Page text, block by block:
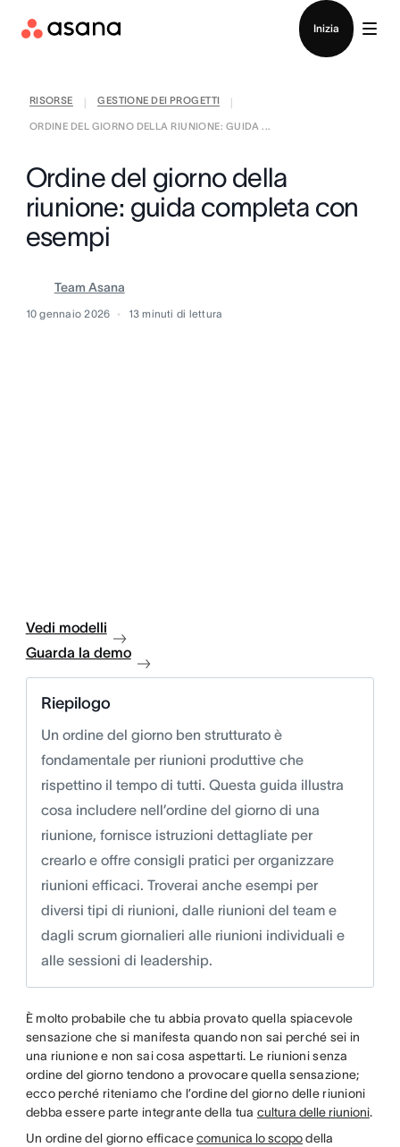
Inizia
RISORSE GESTIONE DEI PROGETTI
ORDINE DEL GIORNO DELLA RIUNIONE: GUIDA ...
Ordine del giorno della
riunione: guida completa con
esempi
Team Asana
10 gennaio 2026 13 minuti di lettura
Vedi modelli
Guarda la demo
Riepilogo
Un ordine del giorno ben strutturato è
fondamentale per riunioni produttive che
rispettino il tempo di tutti. Questa guida illustra
cosa includere nell’ordine del giorno di una
riunione, fornisce istruzioni dettagliate per
crearlo e offre consigli pratici per organizzare
riunioni efficaci. Troverai anche esempi per
diversi tipi di riunioni, dalle riunioni del team e
dagli scrum giornalieri alle riunioni individuali e
alle sessioni di leadership.
È molto probabile che tu abbia provato quella spiacevole
sensazione che si manifesta quando non sai perché sei in
una riunione e non sai cosa aspettarti. Le riunioni senza
ordine del giorno tendono a provocare quella sensazione;
ecco perché riteniamo che l’ordine del giorno delle riunioni
debba essere parte integrante della tua cultura delle riunioni.
Un ordine del giorno efficacecomunica lo scopodella